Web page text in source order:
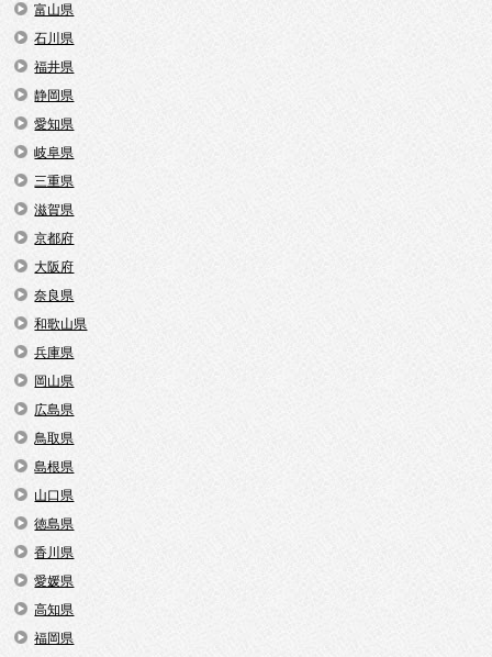
富山県
石川県
福井県
静岡県
愛知県
岐阜県
三重県
滋賀県
京都府
大阪府
奈良県
和歌山県
兵庫県
岡山県
広島県
鳥取県
島根県
山口県
徳島県
香川県
愛媛県
高知県
福岡県